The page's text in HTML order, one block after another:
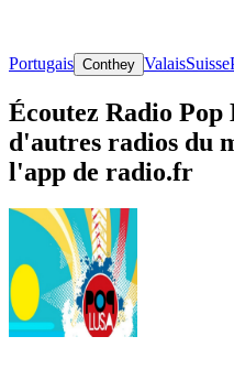
Portugais Conthey ValaisSuisse
Écoutez Radio
d'autres radios du
l'app de radio.fr